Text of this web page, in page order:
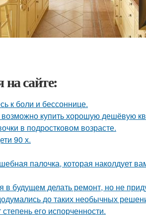
сайте:
к боли и бессоннице.
возможно купить хорошую дешёвую
в подростковом возрасте.
90 х.
палочка, которая наколдует
в будущем делать ремонт, но не
до таких необычных
его испорченности.